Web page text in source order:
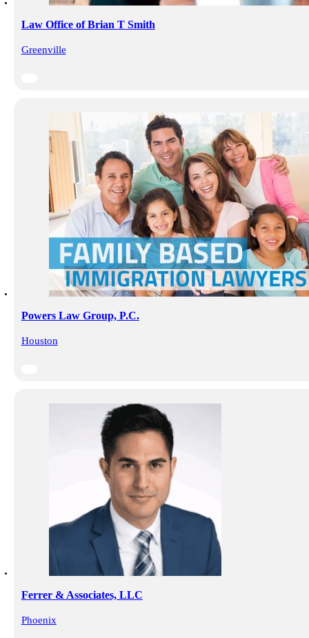
Law Office of Brian T Smith
Greenville
Powers Law Group, P.C.
Houston
Ferrer & Associates, LLC
Phoenix